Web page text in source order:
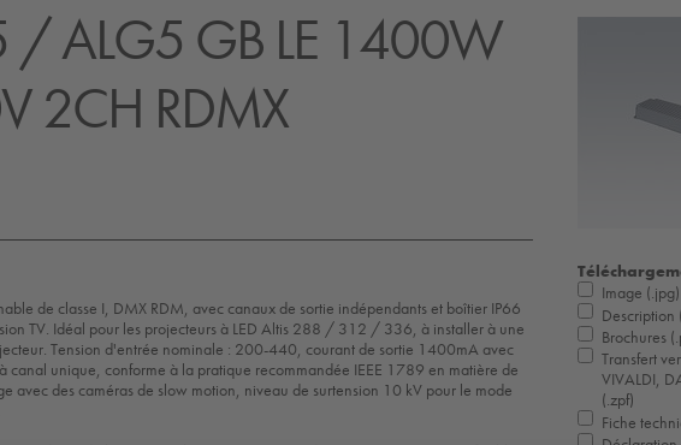
Image (.jpg)
Description
Brochures
Transfert
VIVALDI,
(.zpf)
Fiche
/ ALG5 GB LE 1400W
2CH RDMX
de classe I, DMX RDM, avec canaux de sortie indépendants et boîtier IP66
TV. Idéal pour les projecteurs à LED Altis 288 / 312 / 336, à installer à une
Tension d'entrée nominale : 200-440, courant de sortie 1400mA avec
canal unique, conforme à la pratique recommandée IEEE 1789 en matière de
avec des caméras de slow motion, niveau de surtension 10 kV pour le mode